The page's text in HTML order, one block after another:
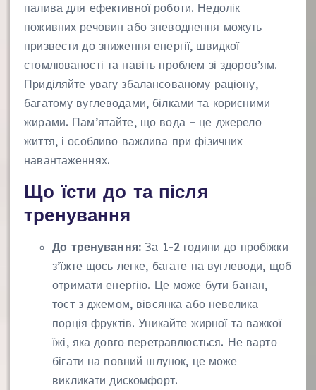
палива для ефективної роботи. Недолік
поживних речовин або зневоднення можуть
призвести до зниження енергії, швидкої
стомлюваності та навіть проблем зі здоров’ям.
Приділяйте увагу збалансованому раціону,
багатому вуглеводами, білками та корисними
жирами. Пам’ятайте, що вода – це джерело
життя, і особливо важлива при фізичних
навантаженнях.
Що їсти до та після
тренування
До тренування: За 1-2 години до пробіжки
з’їжте щось легке, багате на вуглеводи, щоб
отримати енергію. Це може бути банан,
тост з джемом, вівсянка або невелика
порція фруктів. Уникайте жирної та важкої
їжі, яка довго перетравлюється. Не варто
бігати на повний шлунок, це може
викликати дискомфорт.